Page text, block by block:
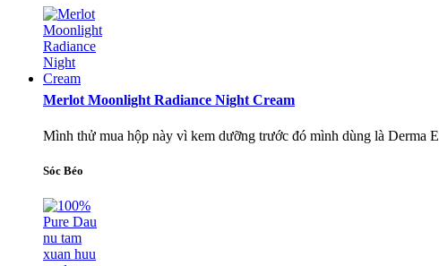
Merlot Moonlight Radiance Night Cream
Mình thử mua hộp này vì kem dưỡng trước đó mình dùng là Derma
Sóc Béo